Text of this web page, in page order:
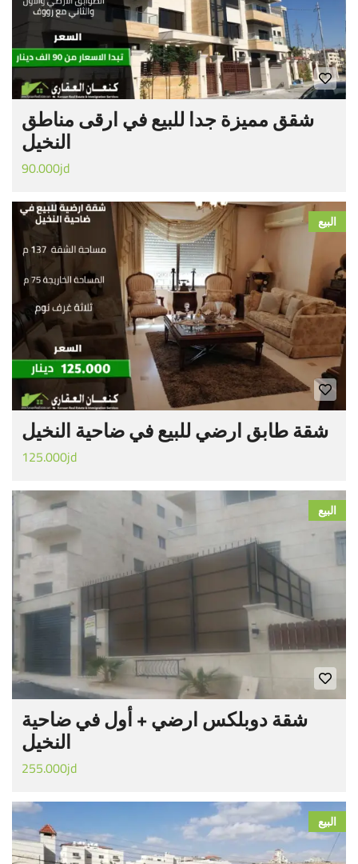
شقق مميزة جدا للبيع في ارقى مناطق
النخيل
90.000jd
البيع
شقة طابق ارضي للبيع في ضاحية النخيل
125.000jd
البيع
شقة دوبلكس ارضي + أول في ضاحية
النخيل
255.000jd
البيع